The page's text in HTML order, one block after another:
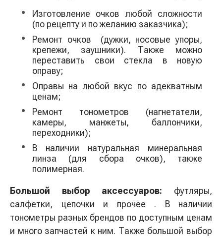
Изготовление очков любой сложности
(по рецепту и по желанию заказчика);
Ремонт очков (дужки, носовые упоры,
крепежи, заушники). Также можно
переставить свои стекла в новую
оправу;
Оправы на любой вкус по адекватным
ценам;
Ремонт тонометров (нагнетатели,
камеры, манжеты, баллончики,
переходники);
В наличии натуральная минеральная
линза (для сбора очков), также
полимерная.
Большой выбор аксессуаров: футляры,
салфетки, цепочки и прочее . В наличии
тонометры разных брендов по доступным ценам
и много запчастей к ним. Также большой выбор